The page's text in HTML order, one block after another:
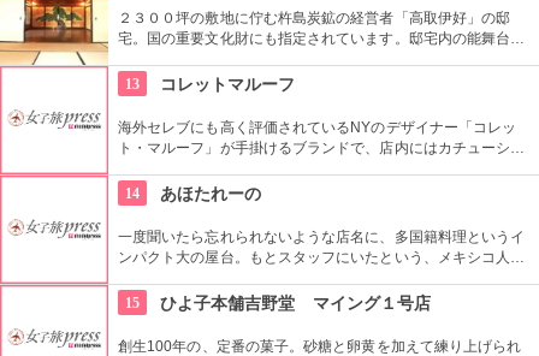
２３００坪の敷地に佇む杵島炭鉱の経営者「高取伊好」の邸
宅。国の重要文化財にも指定されています。邸宅内の能舞台や
300円）を聞きながら、和風建築の素晴らしさを堪能してみま
せんか？
13 コレットマルーフ
海外セレブにも高く評価されているNYのデザイナー「コレッ
ト・マルーフ」が手掛けるブランドで、店内にはカチューシャ
の使い方など、ヘアアレンジをその場でアドバイスしてもらる
事もできるので、新しい自分を発見できるかも？
14 あほたれーの
一度聞いたら忘れられないような店名に、多国籍料理というイ
ンパクト大の屋台。もとスタッフにいたという、メキシコ人に
ュー。名物の焼きラーメンもあり、餃子もあり。さすが多国籍
料理を名乗っていないというラインナップ。
15 ひよ子本舗吉野堂 マイング１号店
創生100年の、定番の菓子。砂糖と卵黄を加えて練り上げられ